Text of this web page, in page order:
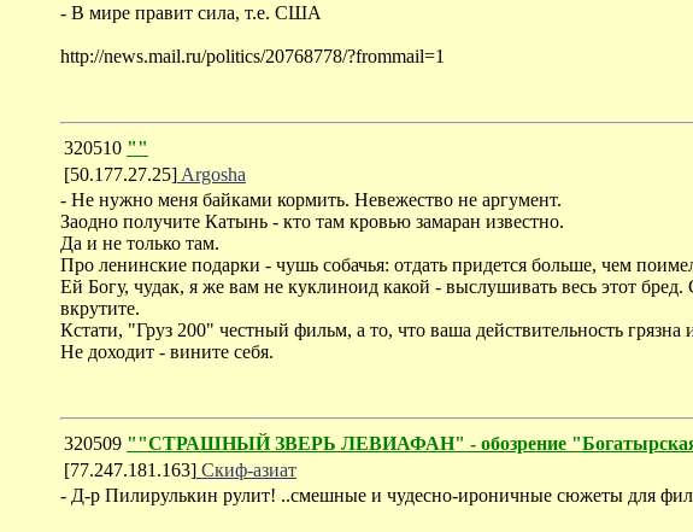
- В мире правит сила, т.е. США
http://news.mail.ru/politics/20768778/?frommail=1
320510 ""
[50.177.27.25] Argosha
- Не нужно меня байками кормить. Невежество не аргумент.
Заодно получите Катынь - кто там кровью замаран известно.
Да и не только там.
Про ленинские подарки - чушь собачья: отдать придется больше, чем
Ей Богу, чудак, я же вам не куклиноид какой - выслушивать весь этот
вкрутите.
Кстати, "Груз 200" честный фильм, а то, что ваша действительность грязна
Не доходит - вините себя.
320509 ""СТРАШНЫЙ ЗВЕРЬ ЛЕВИАФАН" - обозрение "Богатырская
[77.247.181.163] Скиф-азиат
- Д-р Пилирулькин рулит! ..смешные и чудесно-ироничные сюжеты для